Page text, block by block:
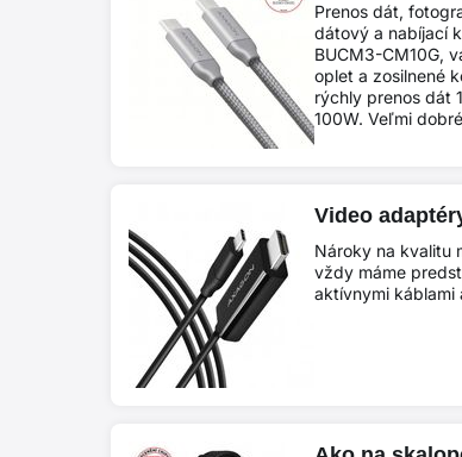
Prenos dát,
dátový a nabíjací
BUCM3-CM10G,
oplet a zosilnené
rýchly prenos dát
100W. Veľmi
Video
Nároky na kvalitu
vždy máme
aktívnymi káblami